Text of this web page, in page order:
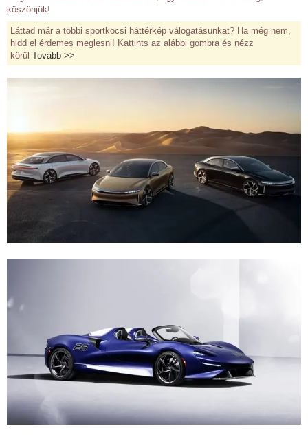
köszönjük!
Láttad már a többi sportkocsi háttérkép válogatásunkat? Ha még nem,
hidd el érdemes meglesni! Kattints az alábbi gombra és nézz
körül Tovább >>